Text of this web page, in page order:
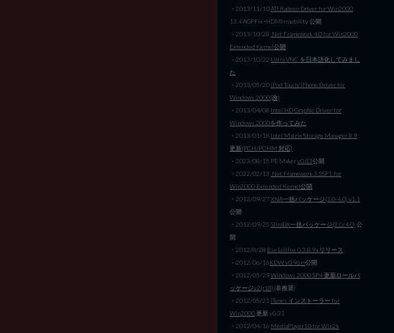
・2013/11/10ATI Radeon Driver for Win2000
13.4 AGPFix+HDMI+mobility 公開
・2013/10/28 .Net Framework 4.0 for Win2000
Extended Kernel公開
・2013/10/22 Ultra VNC を日本語化してみまし
た
・2013/05/20 iPod Touch/iPhone Driver for
Windows 2000(改)
・2013/04/08 Intel HD Graphic Driver for
Windows 2000を作ってみた
・2013/01/18 Intel Matrix Storage Manager 8.9
更新(PCH/PCHM 対応)
・2023/08/15 PE Makerv0.83公開
・2022/02/13 .Net Framework 3.5SP1 for
Win2000 Extended Kernel公開
・2012/09/27XNA一括パッケージ(1.0-4.0) v1.1
公開
・2012/09/25 SlimDX一括パッケージ(2.0/4.0) 公
開
・2012/8/28 Ese Lolifox 0.3.8.9a リリース
・2012/06/16KDW v0.96m公開
・2012/05/29Windows 2000 SP4 更新ロールパ
ッケージv2(r18)(非推奨)
・2012/05/21 iTunes インストーラー for
Win2000更新 v0.31
・2012/04/16 MediaPlayer10 for Win2k